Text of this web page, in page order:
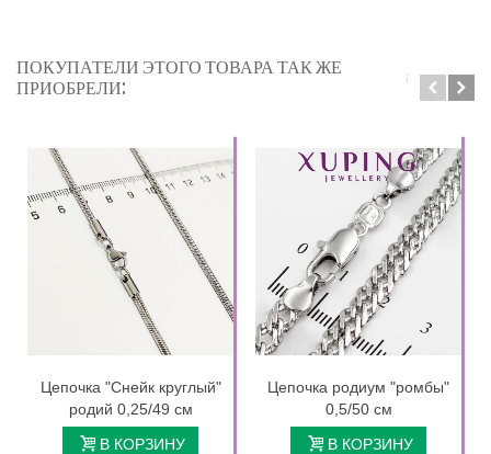
ПОКУПАТЕЛИ ЭТОГО ТОВАРА ТАК ЖЕ
ПРИОБРЕЛИ:
Цепочка "Снейк круглый"
родий 0,25/49 см
В КОРЗИНУ
Цепочка родиум "ромбы"
0,5/50 см
В КОРЗИНУ